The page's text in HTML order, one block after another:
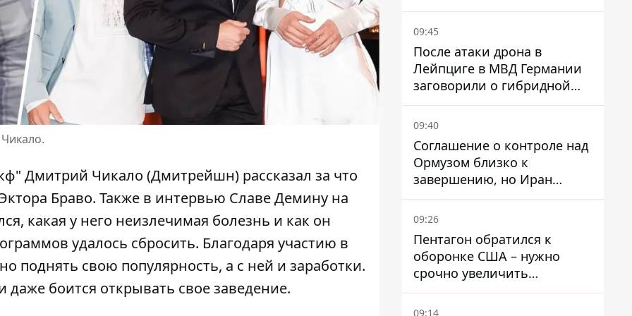
Дмитрий Чикало (Дмитрейшн) рассказал за что
Браво. Также в интервью Славе Демину на
какая у него неизлечимая болезнь и как он
удалось сбросить. Благодаря участию в
свою популярность, а с ней и заработки.
боится открывать свое заведение.
избегать участков с
пробками
09:45
После атаки дрона в
Лейпциге в МВД Германии
заговорили о гибридной
войне – мы ежедневно цель
09:40
Соглашение о контроле над
Ормузом близко к
завершению, но Иран
выдвинул новые
требования – СМИ
раскрыли подробности
09:26
Пентагон обратился к
оборонке США – нужно
срочно увеличить
производство вооружений
09:14